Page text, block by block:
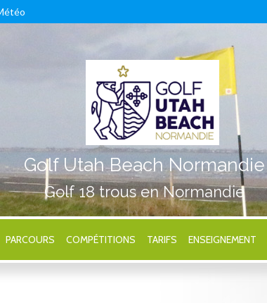
Golf Utah Beach Normandie
Golf 18 trous en Normandie
PARCOURS COMPÉTITIONS TARIFS ENSEIGNEMENT